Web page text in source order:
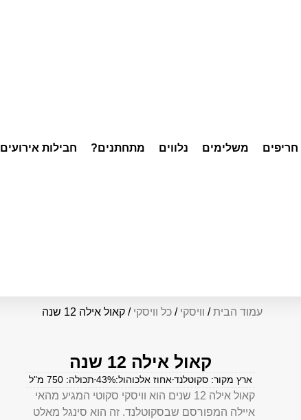
חריפים משלימים נלווים מתחתנים? חבילות אירועים
עמוד הבית/ וויסקי /כל וויסקי / קאול אילה 12 שנה
קאול אילה 12 שנה
ארץ מקור: סקוטלנדאחוז אלכוהול:43% תכולה: 750 מ"ל
קאול אילה 12 שנים הוא וויסקי סקוטי המגיע מהאי
איילה המפורסם שבסקוטלנד. זה הוא סינגל מאלט